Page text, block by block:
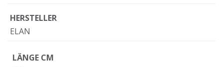
HERSTELLER
ELAN
LÄNGE CM